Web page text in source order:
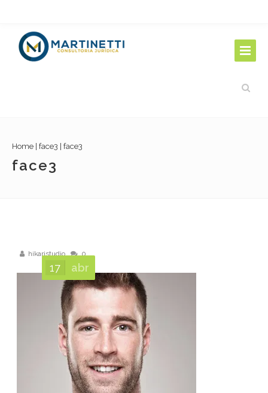
Home face3 face3
face3
hikaristudio 0
17 abr